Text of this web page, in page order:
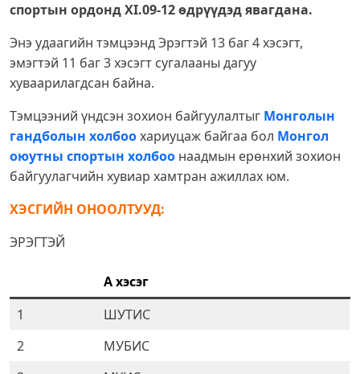
спортын ордонд XI.09-12 өдрүүдэд явагдана.
Энэ удаагийн тэмцээнд Эрэгтэй 13 баг 4 хэсэгт,
эмэгтэй 11 баг 3 хэсэгт сугалааны дагуу
хуваарилагдсан байна.
Тэмцээний үндсэн зохион байгуулалтыг Монголын
гандболын холбоохариуцаж байгаа бол Монгол
оюутны спортын холбоо наадмын ерөнхий зохион
байгуулагчийн хувиар хамтран ажиллах юм.
ХЭСГИЙН ОНООЛТУУД:
ЭРЭГТЭЙ
Ахэсэг
1
ШУТИС
2
МУБИС